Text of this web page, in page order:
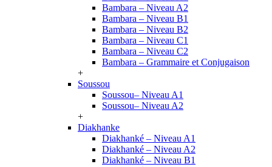
Bambara – Niveau A2
Bambara – Niveau B1
Bambara – Niveau B2
Bambara – Niveau C1
Bambara – Niveau C2
Bambara – Grammaire et Conjugaison
+
Soussou
Soussou– Niveau A1
Soussou– Niveau A2
+
Diakhanke
Diakhanké – Niveau A1
Diakhanké – Niveau A2
Diakhanké – Niveau B1